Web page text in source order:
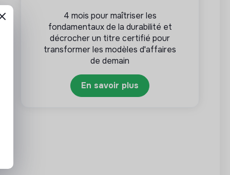
4 mois pour maîtriser les
fondamentaux de la durabilité et
décrocher un titre certifié pour
transformer les modèles d'affaires
de demain
En savoir plus